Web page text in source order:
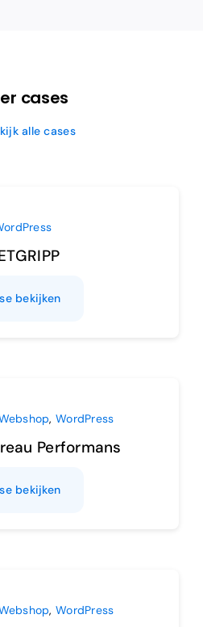
cases
alle cases
bekijken
, WordPress
Performans
bekijken
, WordPress